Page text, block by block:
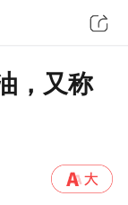
，又称